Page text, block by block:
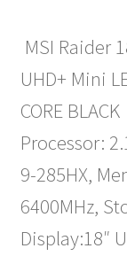
MSI Raider
UHD+ Mini
CORE BLACK
Processor:
9-285HX,
6400MHz,
Display:18″